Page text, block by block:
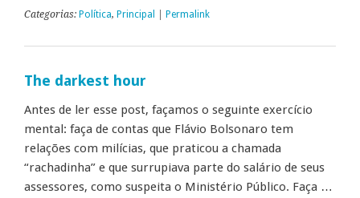
Categorias: Política, Principal Permalink
The darkest hour
Antes de ler esse post, façamos o seguinte exercício
mental: faça de contas que Flávio Bolsonaro tem
relações com milícias, que praticou a chamada
“rachadinha” e que surrupiava parte do salário de seus
assessores, como suspeita o Ministério Público. Faça …